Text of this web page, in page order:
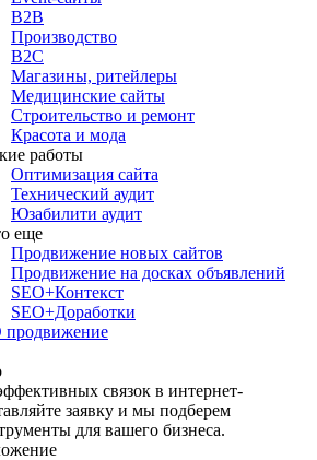
B2B
Производство
B2C
Магазины, ритейлеры
Медицинские сайты
Строительство и ремонт
Красота и мода
работы
Оптимизация сайта
Технический аудит
Юзабилити аудит
еще
Продвижение новых сайтов
Продвижение на досках объявлений
SEO+Контекст
SEO+Доработки
продвижение
связок в интернет-
заявку и мы подберем
для вашего бизнеса.